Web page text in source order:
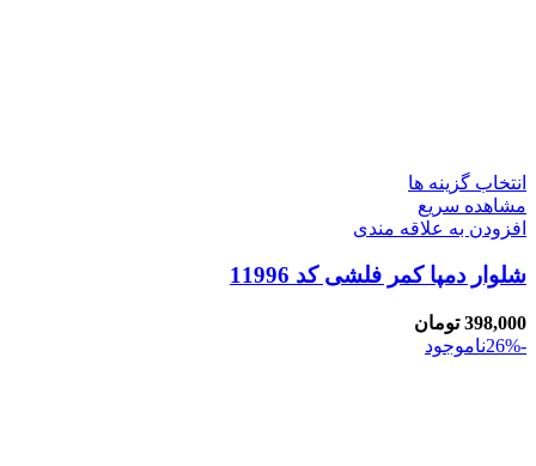
انتخاب گزینه ها
مشاهده سریع
افزودن به علاقه مندی
شلوار دمپا کمر فلشی کد 11996
398,000 تومان
-26%
ناموجود